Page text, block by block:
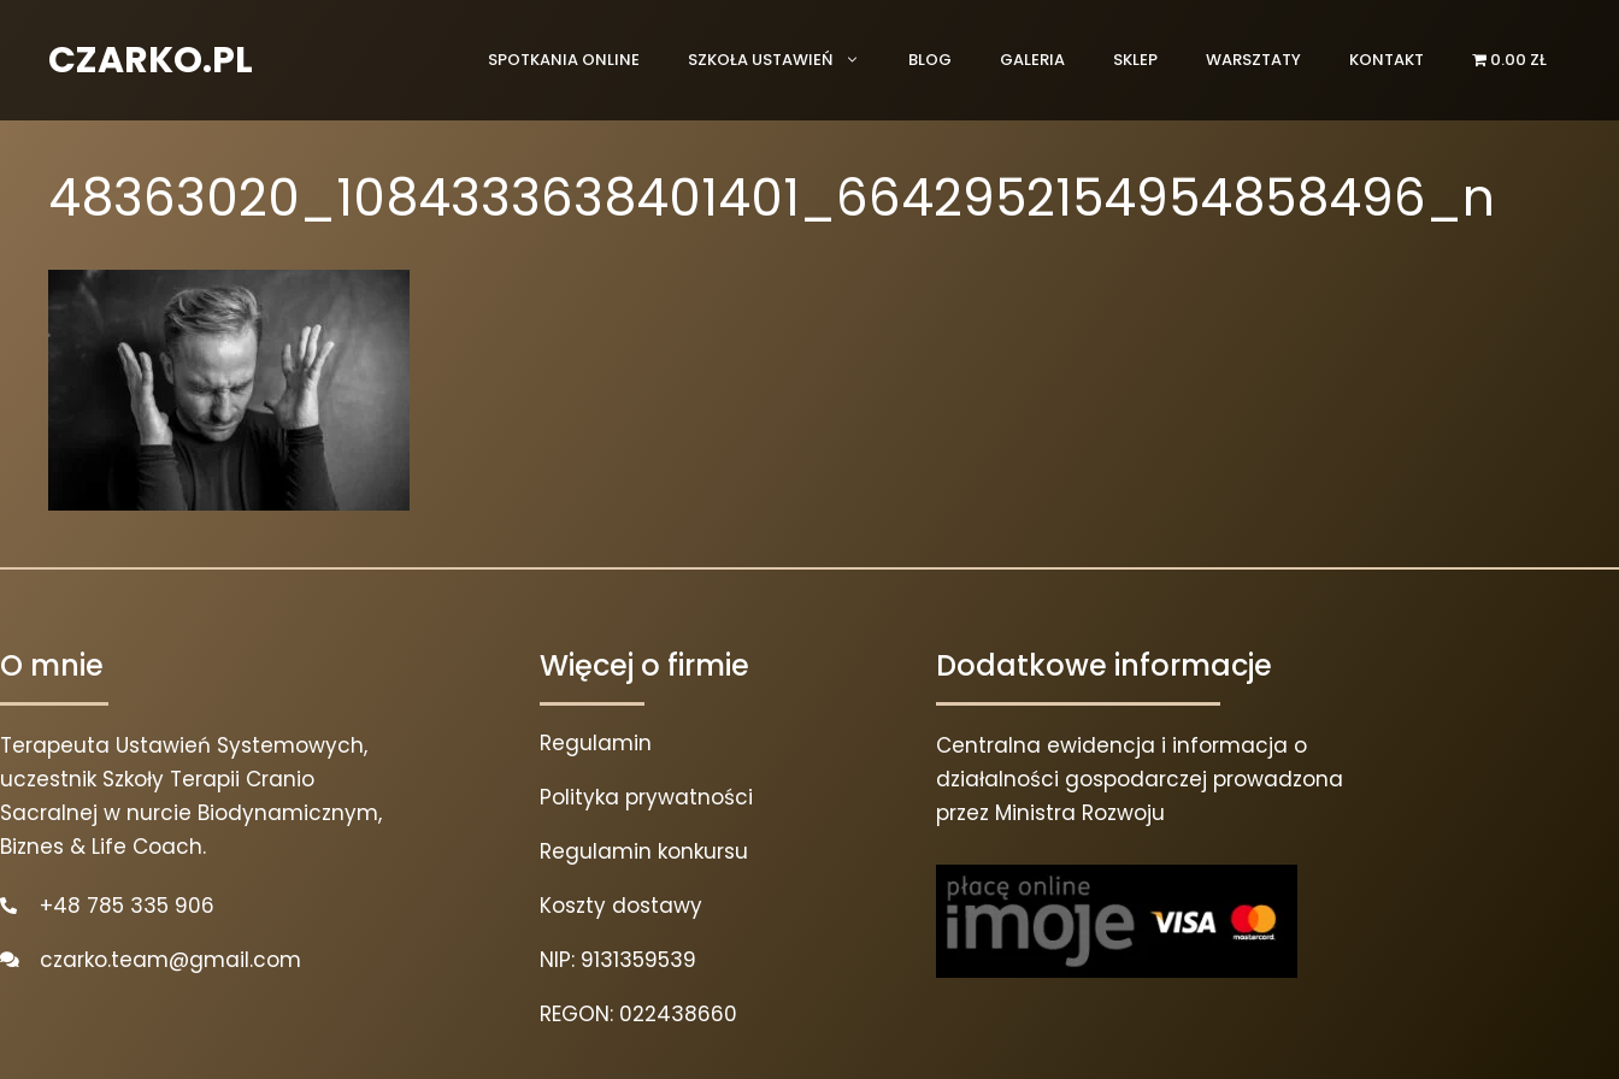
CZARKO.PL SPOTKANIA ONLINE SZKOŁA USTAWIEŃ BLOG GALERIA SKLEP WARSZTATY KONTAKT 0.00 ZŁ
48363020_1084333638401401_6642952154954858496_n
O mnie
Terapeuta Ustawień Systemowych,
uczestnik Szkoły Terapii Cranio
Sacralnej w nurcie Biodynamicznym,
Biznes & Life Coach.
+48 785 335 906
czarko.team@gmail.com
Więcej o firmie
Regulamin
Polityka prywatności
Regulamin konkursu
Koszty dostawy
NIP: 9131359539
REGON: 022438660
Dodatkowe informacje
Centralna ewidencja i informacja o
działalności gospodarczej prowadzona
przez Ministra Rozwoju